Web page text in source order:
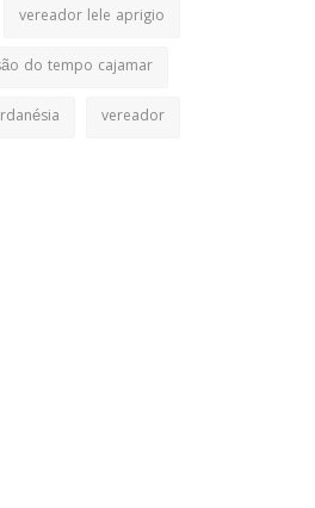
vereador lele aprigio
do tempo cajamar
vereador